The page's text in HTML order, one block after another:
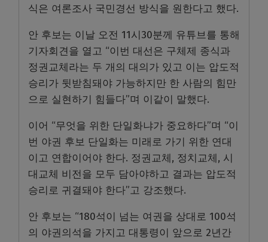
식은 여론조사 국민경선 방식을 원한다고 했다.
안 후보는 이날 오전 11시30분께 유튜브를 통해
기자회견을 열고 “이번 대선은 구체제 종식과
정권교체라는 두 개의 대의가 있고 이는 압도적
승리가 뒷받침돼야 가능하지만 한 사람의 힘만
으로 실현하기 힘들다”며 이같이 말했다.
이어 “무엇을 위한 단일화냐가 중요하다”며 “이
번 야권 후보 단일화는 미래로 가기 위한 연대
이고 연합이어야 한다. 정권교체, 정치교체, 시
대교체 비전을 모두 담아야하고 결과는 압도적
승리로 귀결돼야 한다”고 강조했다.
안 후보는 “180석이 넘는 여권을 상대로 100석
의 야권의석을 가지고 대통령이 앞으로 2년간